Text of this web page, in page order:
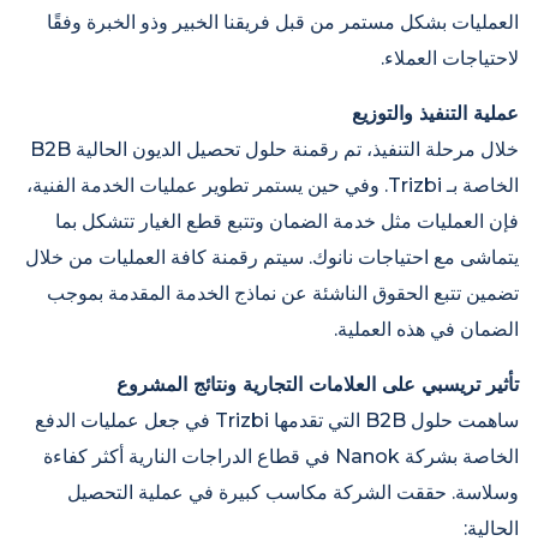
العمليات بشكل مستمر من قبل فريقنا الخبير وذو الخبرة وفقًا
لاحتياجات العملاء.
عملية التنفيذ والتوزيع
خلال مرحلة التنفيذ، تم رقمنة حلول تحصيل الديون الحالية B2B
الخاصة بـ Trizbi. وفي حين يستمر تطوير عمليات الخدمة الفنية،
فإن العمليات مثل خدمة الضمان وتتبع قطع الغيار تتشكل بما
يتماشى مع احتياجات نانوك. سيتم رقمنة كافة العمليات من خلال
تضمين تتبع الحقوق الناشئة عن نماذج الخدمة المقدمة بموجب
الضمان في هذه العملية.
تأثير تريسبي على العلامات التجارية ونتائج المشروع
ساهمت حلول B2B التي تقدمها Trizbi في جعل عمليات الدفع
الخاصة بشركة Nanok في قطاع الدراجات النارية أكثر كفاءة
وسلاسة. حققت الشركة مكاسب كبيرة في عملية التحصيل
الحالية: